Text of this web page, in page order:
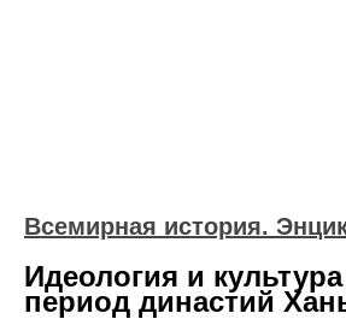
Всемирная история.
Идеология и
период династий